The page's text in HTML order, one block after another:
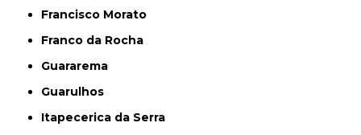
Francisco Morato
Franco da Rocha
Guararema
Guarulhos
Itapecerica da Serra